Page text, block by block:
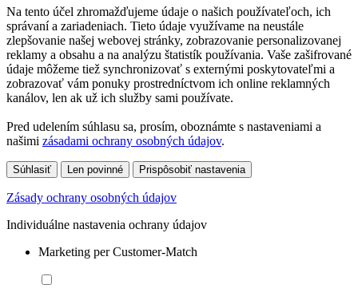
Na tento účel zhromažďujeme údaje o našich používateľoch, ich
správaní a zariadeniach. Tieto údaje využívame na neustále
zlepšovanie našej webovej stránky, zobrazovanie personalizovanej
reklamy a obsahu a na analýzu štatistík používania. Vaše zašifrované
údaje môžeme tiež synchronizovať s externými poskytovateľmi a
zobrazovať vám ponuky prostredníctvom ich online reklamných
kanálov, len ak už ich služby sami používate.
Pred udelením súhlasu sa, prosím, oboznámte s nastaveniami a
našimi zásadami ochrany osobných údajov.
Súhlasiť Len povinné Prispôsobiť nastavenia
Zásady ochrany osobných údajov
Individuálne nastavenia ochrany údajov
Marketing per Customer-Match